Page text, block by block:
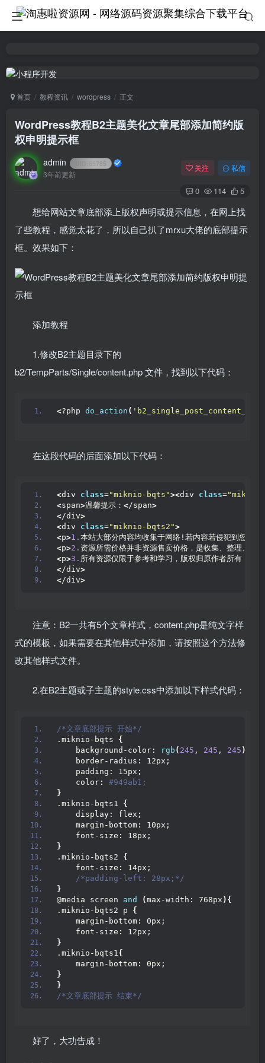
首页 教程资讯 wordpress 正文
WordPress教程B2主题美化文章尾部添加简约版
权申明提示框
admin 65785
3年前更新
关注 私信
0 114 5
想给网站文章底部添上版权声明或提示信息，在网上找
了些教程，感觉太花了，所以自己扒了mrxu大佬的底部提示
框。效果如下：
添加教程
1.修改B2主题目录下的
b2/TempParts/Single/content.php 文件，找到以下代码：
<?php do_action (
在这段代码的后面添加以下代码：
<div class="miknio-bqts"><div class=
<span>温馨提示： </span>
</div>
<div class="miknio-bqts2">
<p>1. 本站大部分内容均收集于网络!若内容若侵犯到您的权
<p>2. 资源所需价格并非资源售卖价格，是收集、整理、编
<p>3. 所有资源仅限于参考和学习，版权归原作者所有，更
</div>
</div>
注意：B2一共有5个文章样式，content.php是纯文字样
式的模板，如果需要在其他样式中添加，请按照这个方法修
改其他样式文件。
2.在B2主题或子主题的style.css中添加以下样式代码：
/*文章底部提示 开始*/
.miknio-bqts {
    background-color:
rgb ( 245 , 245 , 245 )
    border-radius: 12px;
    padding: 15px;
    color:
#949ab1;
}
.miknio-bqts1 {
    display: flex;
    margin-bottom: 10px;
    font-size: 18px;
}
.miknio-bqts2 {
    font-size: 14px;
/*padding-left: 28px;*/
}
@media screen and (max-width: 768px ){
.miknio-bqts2 p {
    margin-bottom: 0px;
    font-size: 12px;
}
.miknio-bqts1 {
    margin-bottom: 0px;
}
}
/*文章底部提示 结束*/
好了，大功告成！